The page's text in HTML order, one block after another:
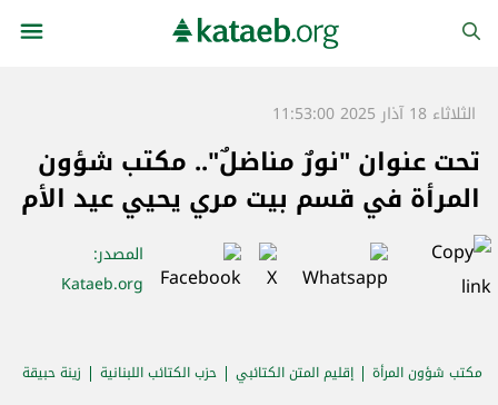
الثلاثاء 18 آذار 2025 11:53:00
تحت عنوان "نورٌ مناضلٌ".. مكتب شؤون
المرأة في قسم بيت مري يحيي عيد الأم
المصدر:
Kataeb.org
مكتب شؤون المرأة إقليم المتن الكتائبي حزب الكتائب اللبنانية
زينة حبيقة